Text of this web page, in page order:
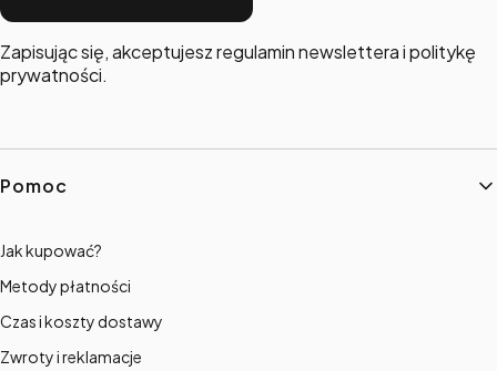
Zapisując się, akceptujesz regulamin newslettera i politykę
prywatności.
Linki w stopce
Pomoc
Jak kupować?
Metody płatności
Czas i koszty dostawy
Zwroty i reklamacje